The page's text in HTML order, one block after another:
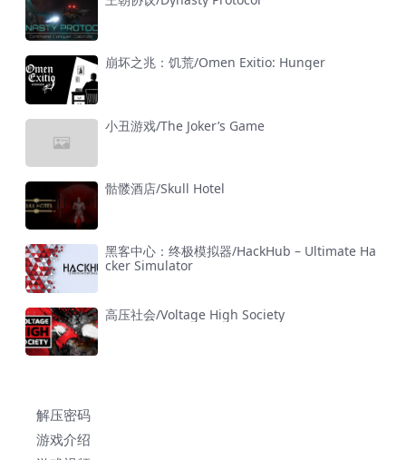
崩坏之兆：饥荒/Omen Exitio: Hunger
小丑游戏/The Joker’s Game
骷髅酒店/Skull Hotel
黑客中心：终极模拟器/HackHub – Ultimate Ha
cker Simulator
高压社会/Voltage High Society
解压密码
游戏介绍